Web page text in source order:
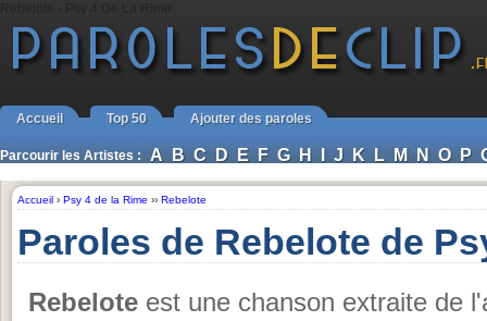
Accueil Top 50 Ajouter des paroles
Parcourir les Artistes : A B C D E F G H I J K L M N O P
Accueil › Psy 4 de la Rime ›› Rebelote
Paroles de Rebelote de
Rebelote est une chanson extraite de